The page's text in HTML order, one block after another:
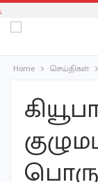
;
Home செய்திகள்